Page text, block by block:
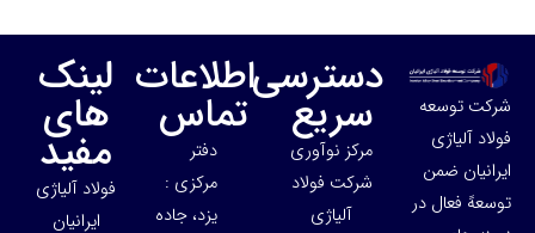
شرکت توسعه
فولاد آلیاژی
ایرانیان ضمن
توسعهً فعال در
دسترسی
سریع
مرکز نوآوری
شرکت فولاد
آلیاژی
اطلاعات
تماس
دفتر
مرکزی :
یزد، جاده
لینک
های
مفید
فولاد آلیاژی
ایرانیان